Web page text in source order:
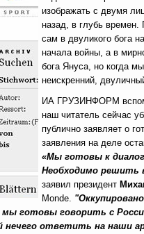
изображать с двумя
назад, в глубь времен.
сам в двуликого бога
начала войны, а в
бога Януса, но когда
неискренний,
ИА ГРУЗИНФОРМ
наш читатель сейчас
публично заявляет о
заявления на деле
«Мы готовы к
Необходимо решить
заявил президент
Monde.
готовы говорить с
нечего ответить на наши